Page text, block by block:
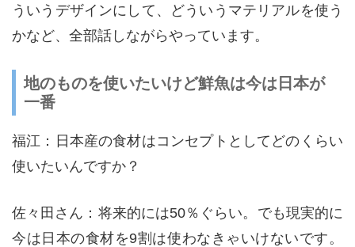
ういうデザインにして、どういうマテリアルを使う
かなど、全部話しながらやっています。
地のものを使いたいけど鮮魚は今は日本が
一番
福江：日本産の食材はコンセプトとしてどのくらい
使いたいんですか？
佐々田さん：将来的には50％ぐらい。でも現実的に
今は日本の食材を9割は使わなきゃいけないです。